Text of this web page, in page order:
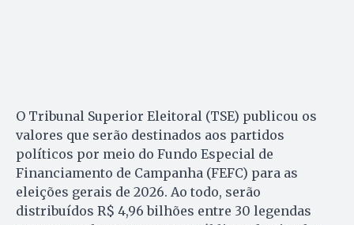
O Tribunal Superior Eleitoral (TSE) publicou os
valores que serão destinados aos partidos
políticos por meio do Fundo Especial de
Financiamento de Campanha (FEFC) para as
eleições gerais de 2026. Ao todo, serão
distribuídos R$ 4,96 bilhões entre 30 legendas